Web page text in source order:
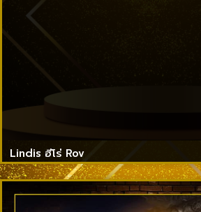
Lindis ฮีโร่ Rov